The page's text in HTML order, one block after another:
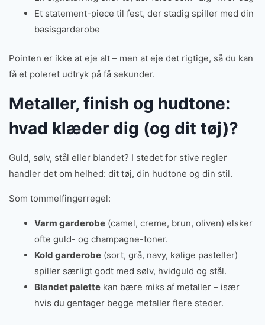
Et statement-piece til fest, der stadig spiller med din
basisgarderobe
Pointen er ikke at eje alt – men at eje det rigtige, så du kan
få et poleret udtryk på få sekunder.
Metaller, finish og hudtone:
hvad klæder dig (og dit tøj)?
Guld, sølv, stål eller blandet? I stedet for stive regler
handler det om helhed: dit tøj, din hudtone og din stil.
Som tommelfingerregel:
Varm garderobe(camel, creme, brun, oliven) elsker
ofte guld- og champagne-toner.
Kold garderobe(sort, grå, navy, kølige pasteller)
spiller særligt godt med sølv, hvidguld og stål.
Blandet palettekan bære miks af metaller – især
hvis du gentager begge metaller flere steder.